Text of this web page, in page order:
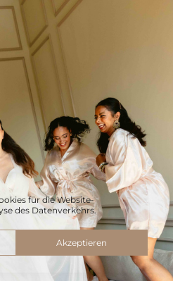
für die Website-
des Datenverkehrs.
Akzeptieren